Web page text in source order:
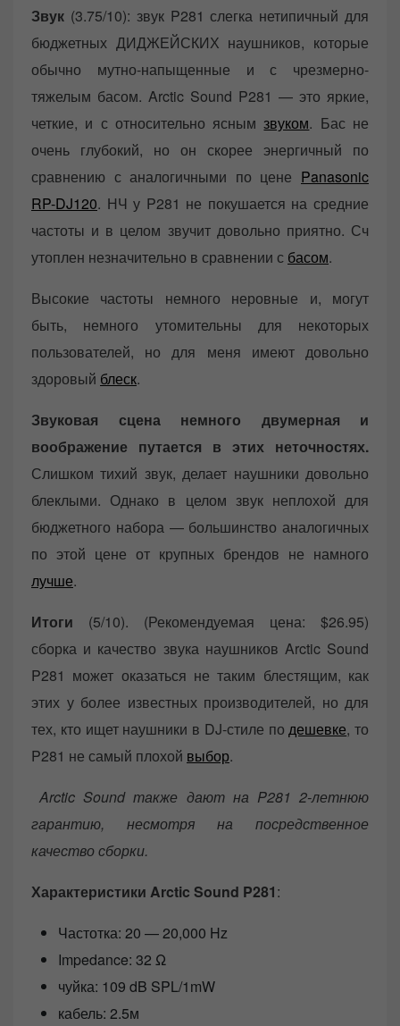
Звук (3.75/10): звук P281 слегка нетипичный для
бюджетных ДИДЖЕЙСКИХ наушников, которые
обычно мутно-напыщенные и с чрезмерно-
тяжелым басом. Arctic Sound P281 — это яркие,
четкие, и с относительно яснымзвуком. Бас не
очень глубокий, но он скорее энергичный по
сравнению с аналогичными по цене Panasonic
RP-DJ120. НЧ у P281 не покушается на средние
частоты и в целом звучит довольно приятно. Сч
утоплен незначительно в сравнении с басом.
Высокие частоты немного неровные и, могут
быть, немного утомительны для некоторых
пользователей, но для меня имеют довольно
здоровый блеск.
Звуковая сцена немного двумерная и
воображение путается в этих неточностях.
Слишком тихий звук, делает наушники довольно
блеклыми. Однако в целом звук неплохой для
бюджетного набора — большинство аналогичных
по этой цене от крупных брендов не намного
лучше.
Итоги (5/10). (Рекомендуемая цена: $26.95)
сборка и качество звука наушников Arctic Sound
P281 может оказаться не таким блестящим, как
этих у более известных производителей, но для
тех, кто ищет наушники в DJ-стиле подешевке, то
P281 не самый плохой выбор.
Arctic Sound также дают на P281 2-летнюю
гарантию, несмотря на посредственное
качество сборки.
Характеристики Arctic Sound P281:
Частотка: 20 — 20,000 Hz
Impedance: 32 Ω
чуйка: 109 dB SPL/1mW
кабель: 2.5м